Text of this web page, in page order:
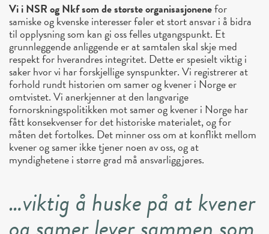
Vi i NSR og Nkf som de største organisasjonenefor
samiske og kvenske interesser føler et stort ansvar i å bidra
til opplysning som kan gi oss felles utgangspunkt. Et
grunnleggende anliggende er at samtalen skal skje med
respekt for hverandres integritet. Dette er spesielt viktig i
saker hvor vi har forskjellige synspunkter. Vi registrerer at
forhold rundt historien om samer og kvener i Norge er
omtvistet. Vi anerkjenner at den langvarige
fornorskningspolitikken mot samer og kvener i Norge har
fått konsekvenser for det historiske materialet, og for
måten det fortolkes. Det minner oss om at konflikt mellom
kvener og samer ikke tjener noen av oss, og at
myndighetene i større grad må ansvarliggjøres.
…viktig å huske på at kvener